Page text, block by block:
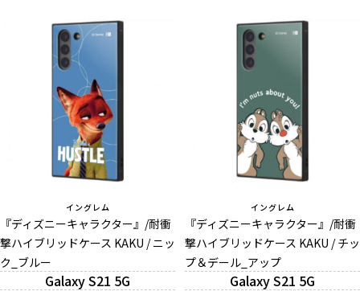
イングレム
『ディズニーキャラクター』/耐衝
撃ハイブリッドケース KAKU / ニッ
ク_ブルー
Galaxy S21 5G
イングレム
『ディズニーキャラクター』/耐衝
撃ハイブリッドケース KAKU / チッ
プ＆デール_アップ
Galaxy S21 5G